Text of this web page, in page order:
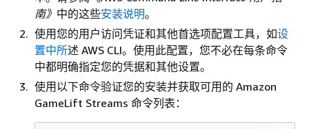
南》 中的这些安装说明。
使用您的用户访问凭证和其他首选项配置工具，如设
置中所述 AWS CLI。使用此配置，您不必在每条命令
中都明确指定您的凭据和其他设置。
使用以下命令验证您的安装并获取可用的 Amazon
GameLift Streams 命令列表：